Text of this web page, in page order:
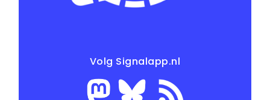
Volg Signalapp.nl